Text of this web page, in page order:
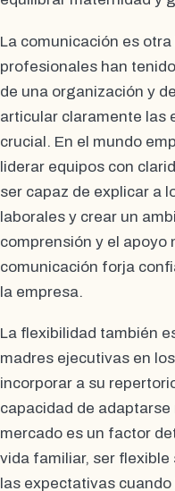
La comunicación es
profesionales han
de una organización y
articular claramente las
crucial. En el mundo
liderar equipos con
ser capaz de explicar a
laborales y crear un
comprensión y el apoyo
comunicación forja
la empresa.
La flexibilidad también
madres ejecutivas en
incorporar a su
capacidad de adaptarse
mercado es un factor
vida familiar, ser
las expectativas